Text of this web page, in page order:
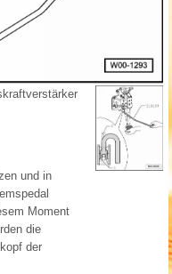
und in
Moment
die
der